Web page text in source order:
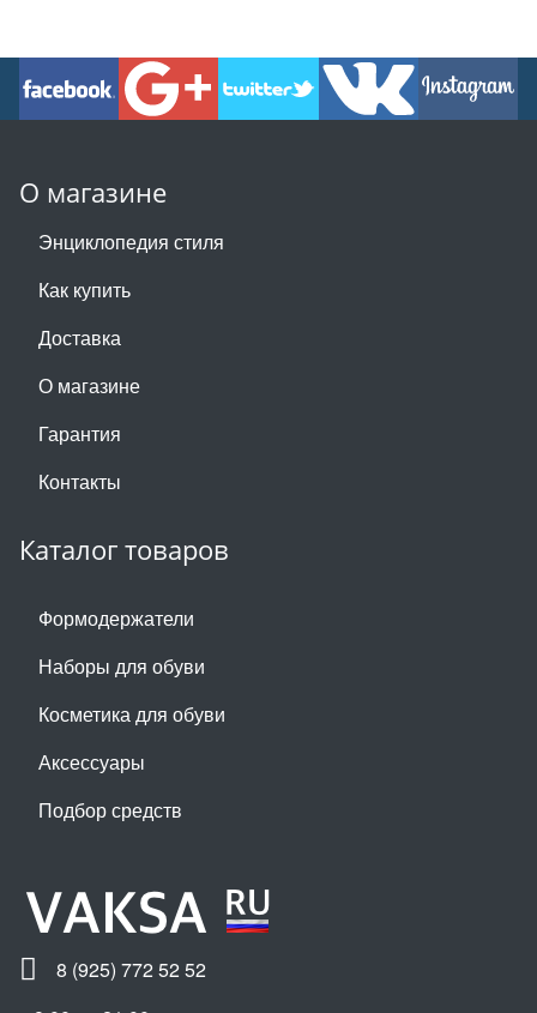
О магазине
Энциклопедия стиля
Как купить
Доставка
О магазине
Гарантия
Контакты
Каталог товаров
Формодержатели
Наборы для обуви
Косметика для обуви
Аксессуары
Подбор средств
8 (925) 772 52 52